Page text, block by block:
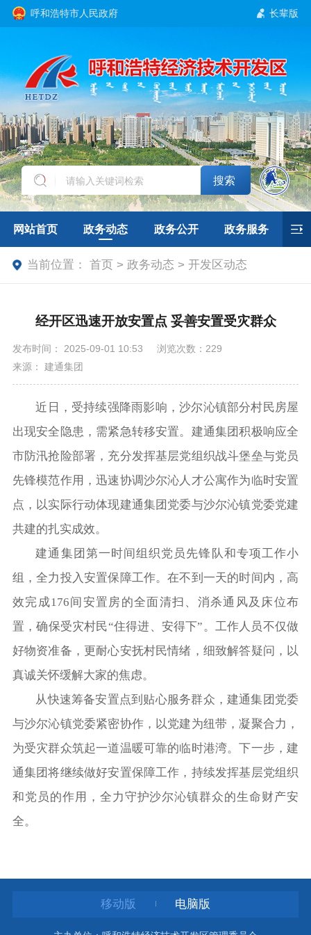
呼和浩特市人民政府 长辈版
搜索
网站首页 政务动态 政务公开 政务服务
互动交流 招商引资 专题专栏
当前位置： 首页 > 政务动态 > 开发区动态
​经开区迅速开放安置点 妥善安置受灾群众
发布时间： 2025-09-01 10:53 浏览次数：229
来源： 建通集团
近日，受持续强降雨影响，沙尔沁镇部分村民房屋
出现安全隐患，需紧急转移安置。建通集团积极响应全
市防汛抢险部署，充分发挥基层党组织战斗堡垒与党员
先锋模范作用，迅速协调沙尔沁人才公寓作为临时安置
点，以实际行动体现建通集团党委与沙尔沁镇党委党建
共建的扎实成效。
建通集团第一时间组织党员先锋队和专项工作小
组，全力投入安置保障工作。在不到一天的时间内，高
效完成176间安置房的全面清扫、消杀通风及床位布
置，确保受灾村民“住得进、安得下”。工作人员不仅做
好物资准备，更耐心安抚村民情绪，细致解答疑问，以
真诚关怀缓解大家的焦虑。
从快速筹备安置点到贴心服务群众，建通集团党委
与沙尔沁镇党委紧密协作，以党建为纽带，凝聚合力，
为受灾群众筑起一道温暖可靠的临时港湾。下一步，建
通集团将继续做好安置保障工作，持续发挥基层党组织
和党员的作用，全力守护沙尔沁镇群众的生命财产安
全。
移动版 电脑版